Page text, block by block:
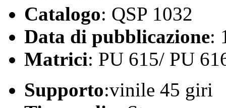
Catalogo: QSP 1032
Data di pubblicazione:
Matrici: PU 615/ PU
Supporto:vinile 45 giri